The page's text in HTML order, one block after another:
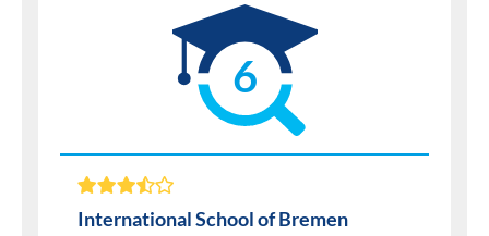
6
International School of Bremen